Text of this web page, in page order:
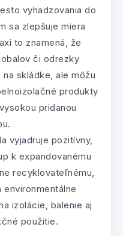
vyhadzovania do
sa zlepšuje miera
to znamená, že
či odrezky
skládke, ale môžu
produkty
pridanou
vyjadruje pozitívny,
k expandovanému
recyklovateľnému,
izolácie, balenie aj
použitie.